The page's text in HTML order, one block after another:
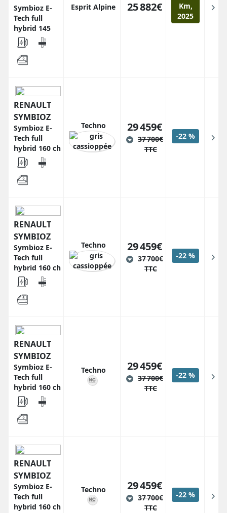
Symbioz E-
Tech full
hybrid 145
Esprit Alpine 25 882€
Km,
2025
RENAULT
SYMBIOZ
Symbioz E-
Tech full
hybrid 160 ch
Techno 29 459€
37 700€
TTC
-22 %
RENAULT
SYMBIOZ
Symbioz E-
Tech full
hybrid 160 ch
Techno 29 459€
37 700€
TTC
-22 %
RENAULT
SYMBIOZ
Symbioz E-
Tech full
hybrid 160 ch
Techno 29 459€
37 700€
TTC
-22 %
RENAULT
SYMBIOZ
Symbioz E-
Tech full
hybrid 160 ch
Techno 29 459€
37 700€
TTC
-22 %